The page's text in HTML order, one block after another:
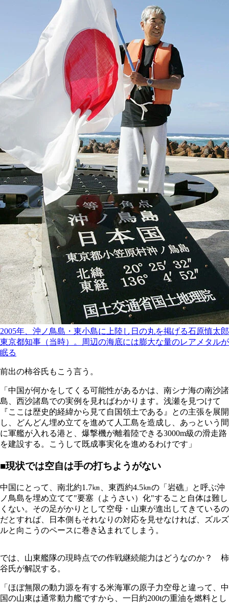
2005年、沖ノ鳥島・東小島に上陸し日の丸を掲げる石原慎太郎
東京都知事（当時）。周辺の海底には膨大な量のレアメタルが
眠る
前出の柿谷氏もこう言う。
「中国が何かをしてくる可能性があるかは、南シナ海の南沙諸
島、西沙諸島での実例を見ればわかります。浅瀬を見つけて
『ここは歴史的経緯から見て自国領土である』との主張を展開
し、どんどん埋め立てを進めて人工島を造成し、あっという間
に軍艦が入れる港と、爆撃機が離着陸できる3000m級の滑走路
を建設する。こうして既成事実化を進めるわけです」
■現状では空自は手の打ちようがない
中国にとって、南北約1.7㎞、東西約4.5㎞の「岩礁」と呼ぶ沖
ノ鳥島を埋め立てて"要塞（ようさい）化"すること自体は難し
くない。その足がかりとして空母・山東が進出してきているの
だとすれば、日本側もそれなりの対応を見せなければ、ズルズ
ルと向こうのペースに巻き込まれてしまう。
では、山東艦隊の現時点での作戦継続能力はどうなのか？ 柿
谷氏が解説する。
「ほぼ無限の動力源を有する米海軍の原子力空母と違って、中
国の山東は通常動力艦ですから、一日約200tの重油を燃料とし